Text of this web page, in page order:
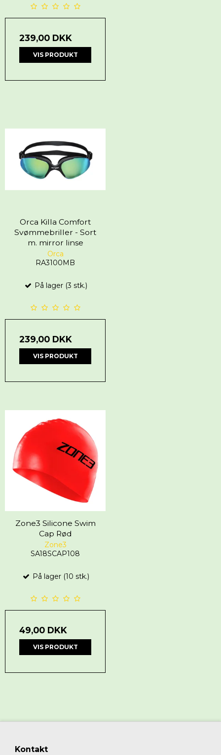
239,00 DKK
VIS PRODUKT
Orca Killa Comfort
Svømmebriller - Sort
m. mirror linse
Orca
RA3100MB
På lager (3 stk.)
239,00 DKK
VIS PRODUKT
Zone3 Silicone Swim
Cap Rød
Zone3
SA18SCAP108
På lager (10 stk.)
49,00 DKK
VIS PRODUKT
Kontakt